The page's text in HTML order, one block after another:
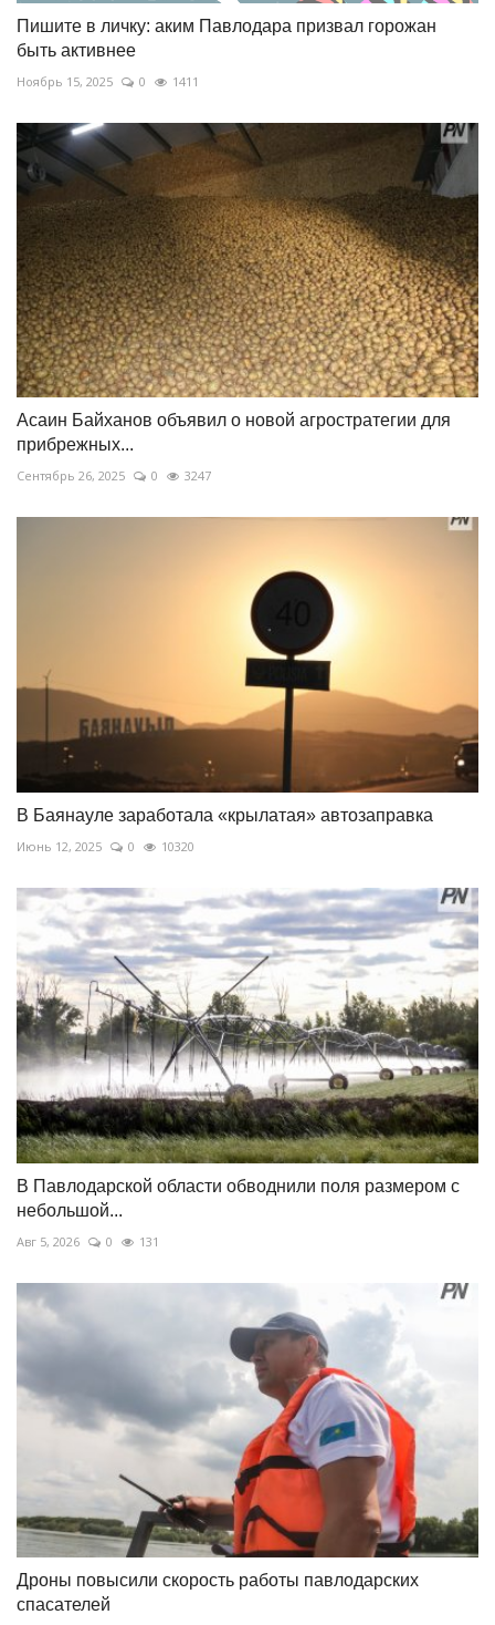
Пишите в личку: аким Павлодара призвал горожан
быть активнее
Ноябрь 15, 2025 0 1411
Асаин Байханов объявил о новой агростратегии для
прибрежных...
Сентябрь 26, 2025 0 3247
В Баянауле заработала «крылатая» автозаправка
Июнь 12, 2025 0 10320
В Павлодарской области обводнили поля размером с
небольшой...
Авг 5, 2026 0 131
Дроны повысили скорость работы павлодарских
спасателей